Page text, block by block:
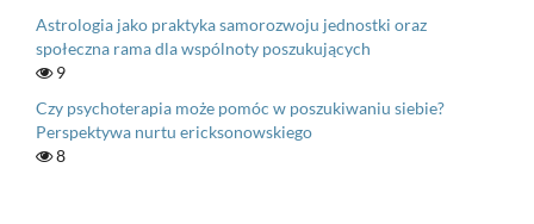
Astrologia jako praktyka samorozwoju jednostki oraz
społeczna rama dla wspólnoty poszukujących
9
Czy psychoterapia może pomóc w poszukiwaniu siebie?
Perspektywa nurtu ericksonowskiego
8